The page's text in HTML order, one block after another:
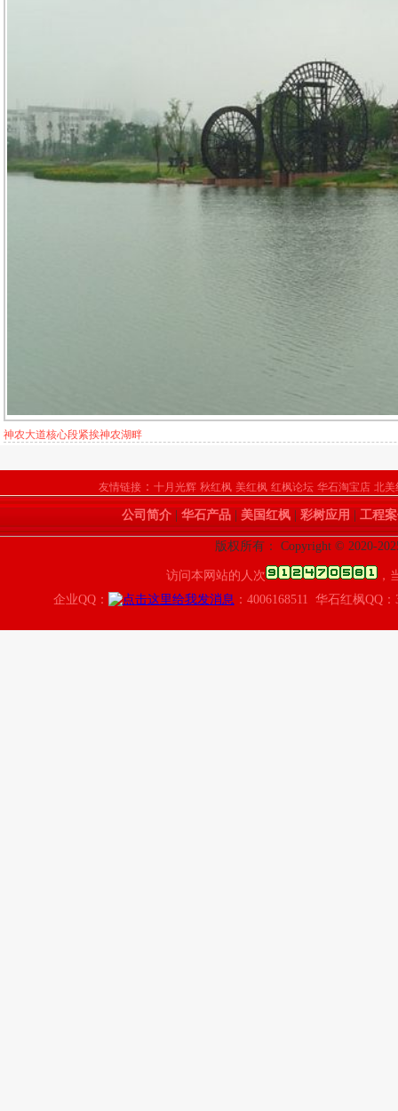
炎帝广场。枫叶与炎帝景观相匹配
友情链接 ： 十月光辉 秋红枫 美红枫 红枫论坛 华石淘宝店 北美
公司简介| 华石产品| 美国红枫| 彩树应用 工程
版权所有： Copyright © 2020-
访问本网站的人次
，
企业QQ：
：4006168511 华石红枫QQ